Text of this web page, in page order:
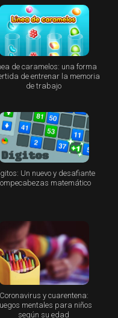
de caramelos: una forma
de entrenar la memoria
de trabajo
Un nuevo y desafiante
matemático
Coronavirus y cuarentena:
mentales para niños
según su edad